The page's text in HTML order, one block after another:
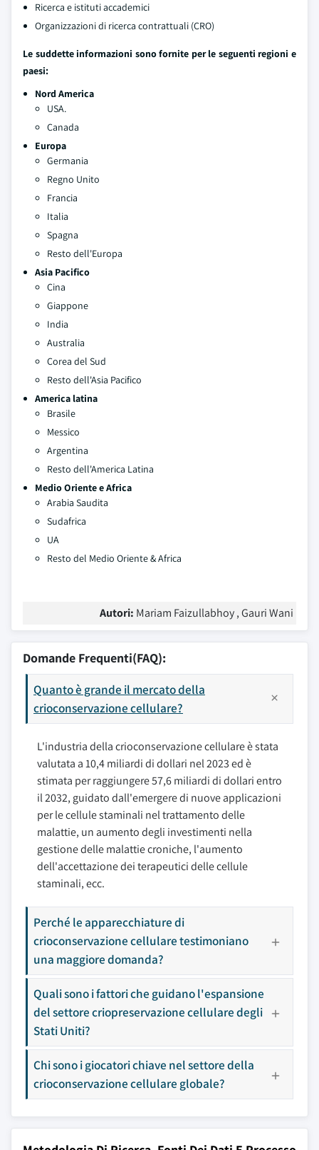
Ricerca e istituti accademici
Organizzazioni di ricerca contrattuali (CRO)
Le suddette informazioni sono fornite per le seguenti regioni e
paesi:
Nord America
USA.
Canada
Europa
Germania
Regno Unito
Francia
Italia
Spagna
Resto dell'Europa
Asia Pacifico
Cina
Giappone
India
Australia
Corea del Sud
Resto dell'Asia Pacifico
America latina
Brasile
Messico
Argentina
Resto dell'America Latina
Medio Oriente e Africa
Arabia Saudita
Sudafrica
UA
Resto del Medio Oriente & Africa
Autori: Mariam Faizullabhoy , Gauri Wani
Domande Frequenti(FAQ):
Quanto è grande il mercato della
crioconservazione cellulare?
L'industria della crioconservazione cellulare è stata
valutata a 10,4 miliardi di dollari nel 2023 ed è
stimata per raggiungere 57,6 miliardi di dollari entro
il 2032, guidato dall'emergere di nuove applicazioni
per le cellule staminali nel trattamento delle
malattie, un aumento degli investimenti nella
gestione delle malattie croniche, l'aumento
dell'accettazione dei terapeutici delle cellule
staminali, ecc.
Perché le apparecchiature di
crioconservazione cellulare testimoniano
una maggiore domanda?
Quali sono i fattori che guidano l'espansione
del settore criopreservazione cellulare degli
Stati Uniti?
Chi sono i giocatori chiave nel settore della
crioconservazione cellulare globale?